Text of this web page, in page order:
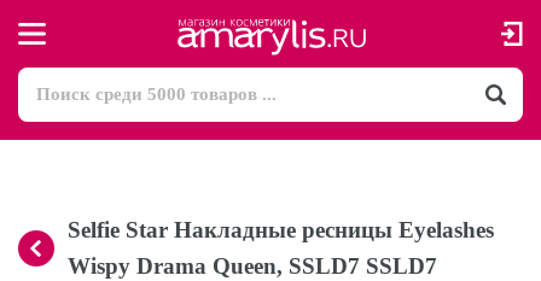
Selfie Star Накладные ресницы Eyelashes
Wispy Drama Queen, SSLD7 SSLD7